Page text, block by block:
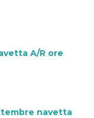
A/R ore
navetta